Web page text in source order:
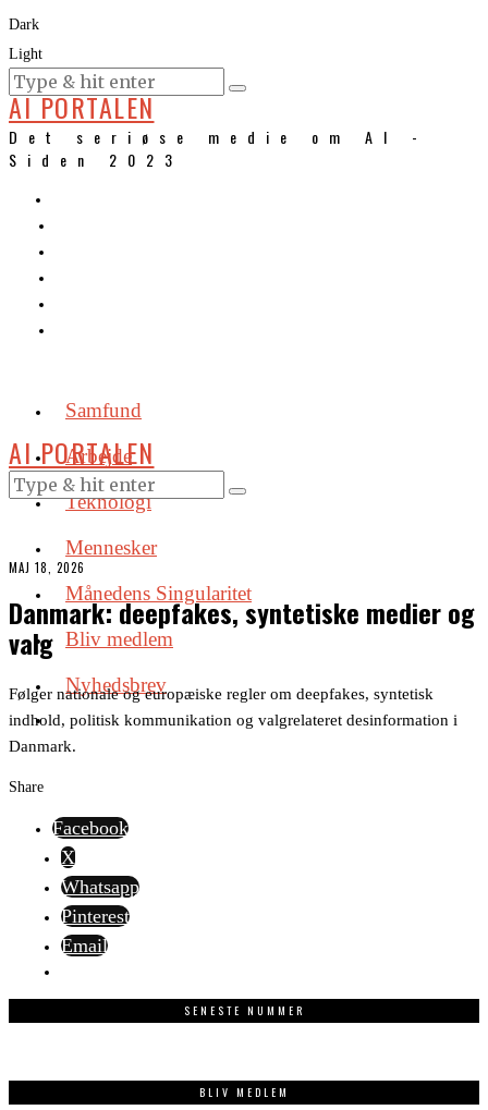
Dark
Light
KURSER
AI PORTALEN
Det seriøse medie om AI -
Siden 2023
Samfund
Arbejde
Teknologi
Mennesker
Månedens Singularitet
Bliv medlem
Nyhedsbrev
AI PORTALEN
MAJ 18, 2026
Danmark: deepfakes, syntetiske medier og
valg
Følger nationale og europæiske regler om deepfakes, syntetisk
indhold, politisk kommunikation og valgrelateret desinformation i
Danmark.
Share
Facebook
X
Whatsapp
Pinterest
Email
SENESTE NUMMER
BLIV MEDLEM